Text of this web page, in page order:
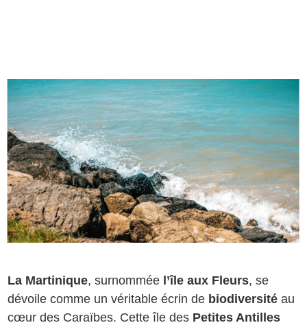
La Martinique, surnommée l’île aux Fleurs, se
dévoile comme un véritable écrin de biodiversité au
cœur des Caraïbes. Cette île des Petites Antilles